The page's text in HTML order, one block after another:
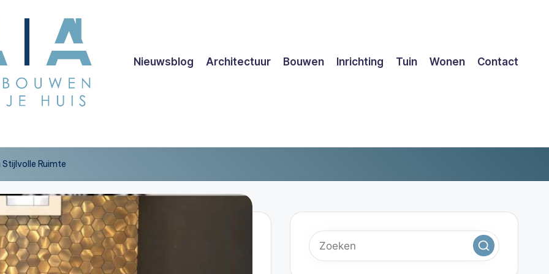
Nieuwsblog Architectuur Bouwen Inrichting Tuin Wonen Contact
Ruimte